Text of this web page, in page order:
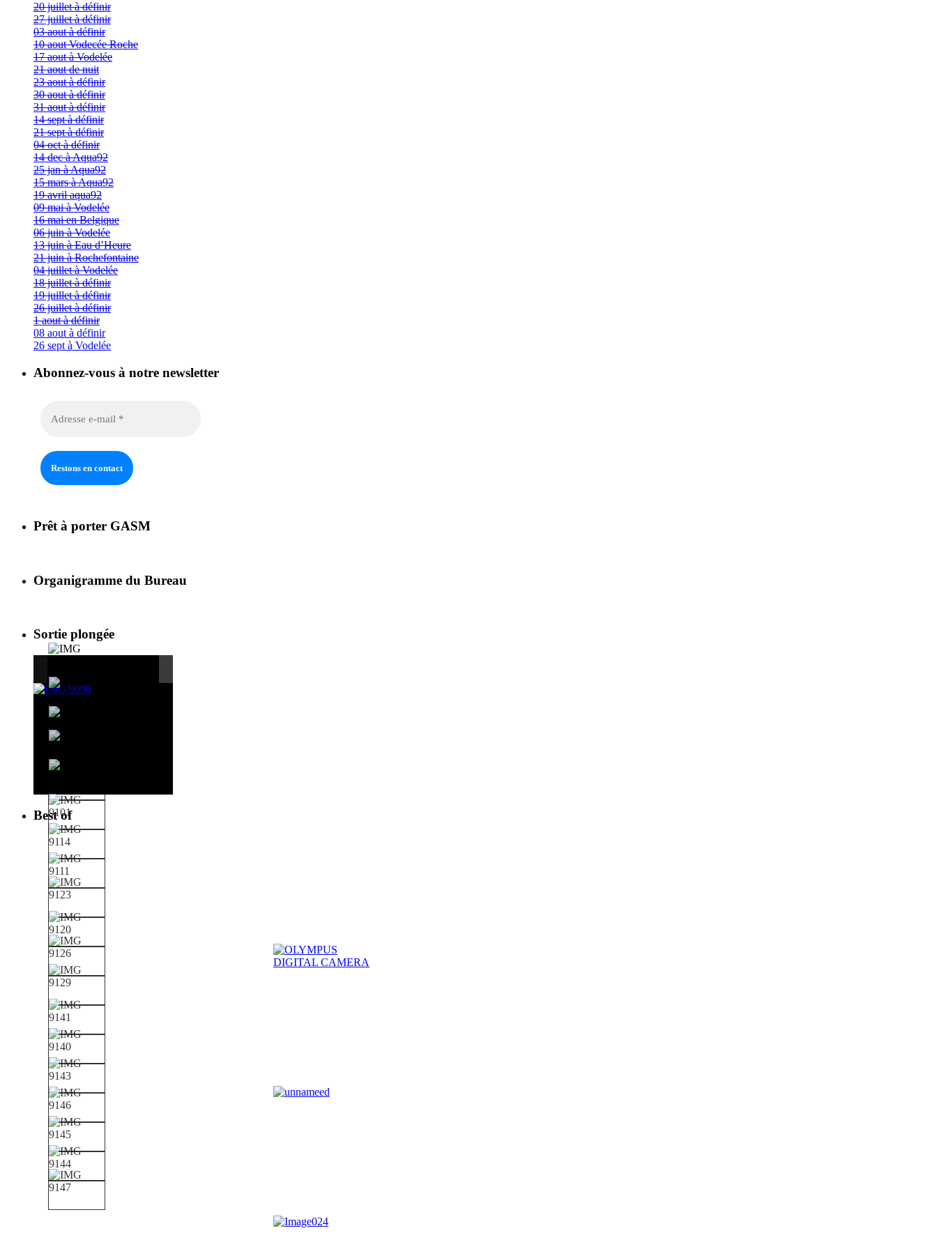
20 juillet à définir
27 juillet à définir
03 aout à définir
10 aout Vodecée Roche
17 aout à Vodelée
21 aout de nuit
23 aout à définir
30 aout à définir
31 aout à définir
14 sept à définir
21 sept à définir
04 oct à définir
14 dec à Aqua92
25 jan à Aqua92
15 mars à Aqua92
19 avril aqua92
09 mai à Vodelée
16 mai en Belgique
06 juin à Vodelée
13 juin à Eau d’Heure
21 juin à Rochefontaine
04 juillet à Vodelée
18 juillet à définir
19 juillet à définir
26 juillet à définir
1 aout à définir
08 aout à définir
26 sept à Vodelée
Abonnez-vous à notre newsletter
Prêt à porter GASM
Organigramme du Bureau
Sortie plongée
Best of